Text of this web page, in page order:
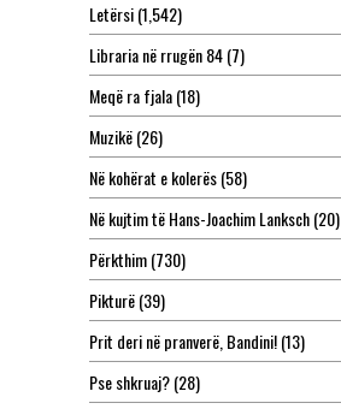
Letërsi(1,542)
Libraria në rrugën 84(7)
Meqë ra fjala(18)
Muzikë(26)
Në kohërat e kolerës(58)
Në kujtim të Hans-Joachim Lanksch(20)
Përkthim(730)
Pikturë(39)
Prit deri në pranverë, Bandini!(13)
Pse shkruaj?(28)